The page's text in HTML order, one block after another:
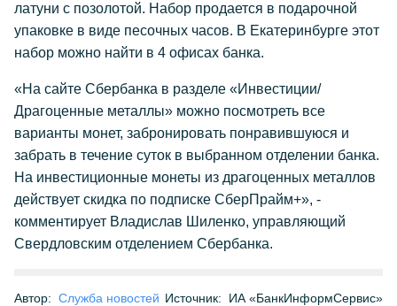
латуни с позолотой. Набор продается в подарочной
упаковке в виде песочных часов. В Екатеринбурге этот
набор можно найти в 4 офисах банка.
«На сайте Сбербанка в разделе «Инвестиции/
Драгоценные металлы» можно посмотреть все
варианты монет, забронировать понравившуюся и
забрать в течение суток в выбранном отделении банка.
На инвестиционные монеты из драгоценных металлов
действует скидка по подписке СберПрайм+», -
комментирует Владислав Шиленко, управляющий
Свердловским отделением Сбербанка.
Автор: Служба новостей Источник: ИА «БанкИнформСервис»